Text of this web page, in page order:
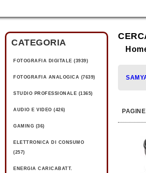
CATEGORIA
FOTOGRAFIA DIGITALE (3939)
FOTOGRAFIA ANALOGICA (7639)
STUDIO PROFESSIONALE (1365)
AUDIO E VIDEO (426)
GAMING (36)
ELETTRONICA DI CONSUMO
(257)
ENERGIA CARICABATT.
PAGINE